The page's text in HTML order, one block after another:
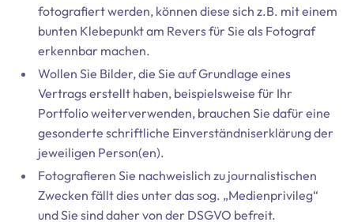
fotografiert werden, können diese sich z.B. mit einem
bunten Klebepunkt am Revers für Sie als Fotograf
erkennbar machen.
Wollen Sie Bilder, die Sie auf Grundlage eines
Vertrags erstellt haben, beispielsweise für Ihr
Portfolio weiterverwenden, brauchen Sie dafür eine
gesonderte schriftliche Einverständniserklärung der
jeweiligen Person(en).
Fotografieren Sie nachweislich zu journalistischen
Zwecken fällt dies unter das sog. „Medienprivileg“
und Sie sind daher von der DSGVO befreit.